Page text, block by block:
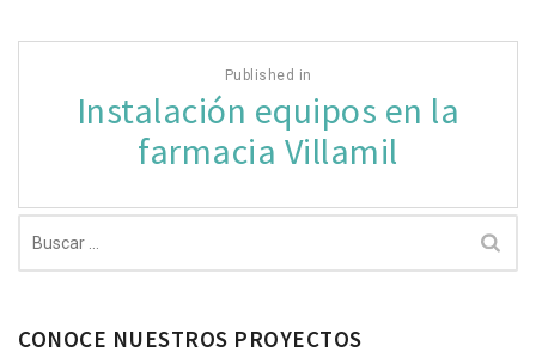
entradas
Published in
Instalación equipos en la
farmacia Villamil
CONOCE NUESTROS PROYECTOS